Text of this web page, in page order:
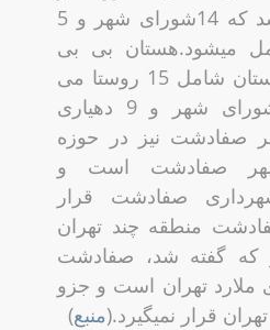
مزرعه می باشد که 14شورای شهر و 5
میشود.هستان بی بی
سکینه: این دهستان شامل 15 روستا می
باشد، و 14 شورای شهر و 9 دهیاری
صفادشت نیز در حوزه
صفادشت است و
صفادشت قرار
منطقه چند تهران
که گفته شد، صفادشت
ملارد تهران است و جزو
منبع)